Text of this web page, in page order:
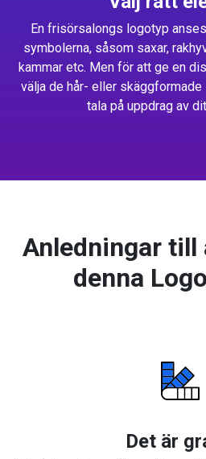
En frisörsalongs logotyp
symbolerna, såsom saxar,
kammar etc. Men för att ge en
välja de hår- eller
tala på uppdrag av
Anledningar till
denna
Det är